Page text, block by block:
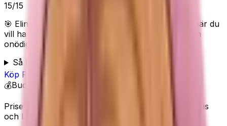
15/15
🎯 Elins poäng:
Bra skönhetsval när du
vill ha Plantifique Peach Foot Exfoliation Mask utan
onödigt krångel.
Så bedömer Elin
Köp Plantifique
💰Budget
Priset visas inte här eftersom Amazon kan ändra pris
och lagerstatus.